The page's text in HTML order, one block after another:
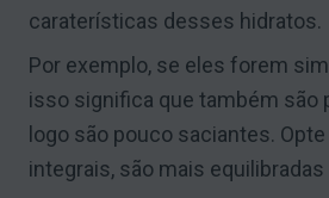
caraterísticas desses hidratos.
Por exemplo, se eles forem
isso significa que também são
logo são pouco saciantes.
integrais, são mais equilibradas